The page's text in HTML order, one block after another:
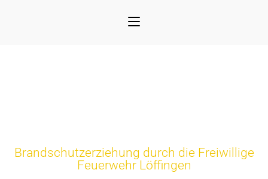
Brandschutzerziehung durch die Freiwillige
Feuerwehr Löffingen